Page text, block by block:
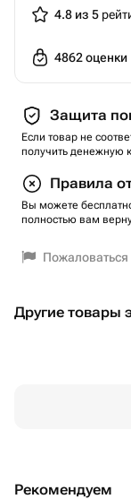
4.8 из 5
4862оценки
Защита
Если товар не
получить денежную
Правила
Вы можете
полностью вам
Пожаловаться
Другие товары
Рекомендуем